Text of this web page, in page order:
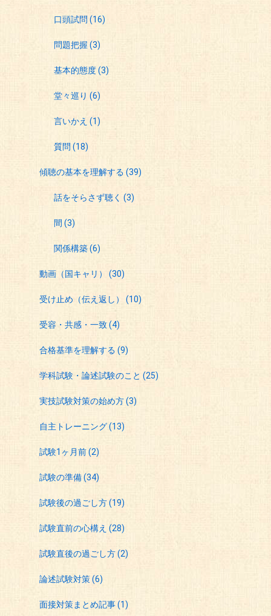
口頭試問(16)
問題把握(3)
基本的態度(3)
堂々巡り(6)
言いかえ(1)
質問(18)
傾聴の基本を理解する (39)
話をそらさず聴く(3)
間(3)
関係構築(6)
動画（国キャリ） (30)
受け止め（伝え返し） (10)
受容・共感・一致(4)
合格基準を理解する (9)
学科試験・論述試験のこと (25)
実技試験対策の始め方(3)
自主トレーニング(13)
試験1ヶ月前(2)
試験の準備(34)
試験後の過ごし方(19)
試験直前の心構え (28)
試験直後の過ごし方(2)
論述試験対策(6)
面接対策まとめ記事(1)